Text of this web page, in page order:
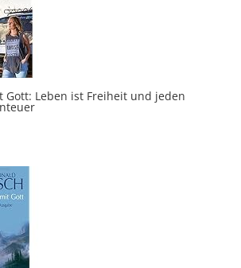
Gott: Leben ist Freiheit und jeden